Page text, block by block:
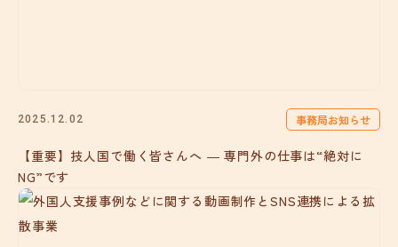
2025.12.02 事務局お知らせ
【重要】技人国で働く皆さんへ ― 専門外の仕事は“絶対に
NG”です